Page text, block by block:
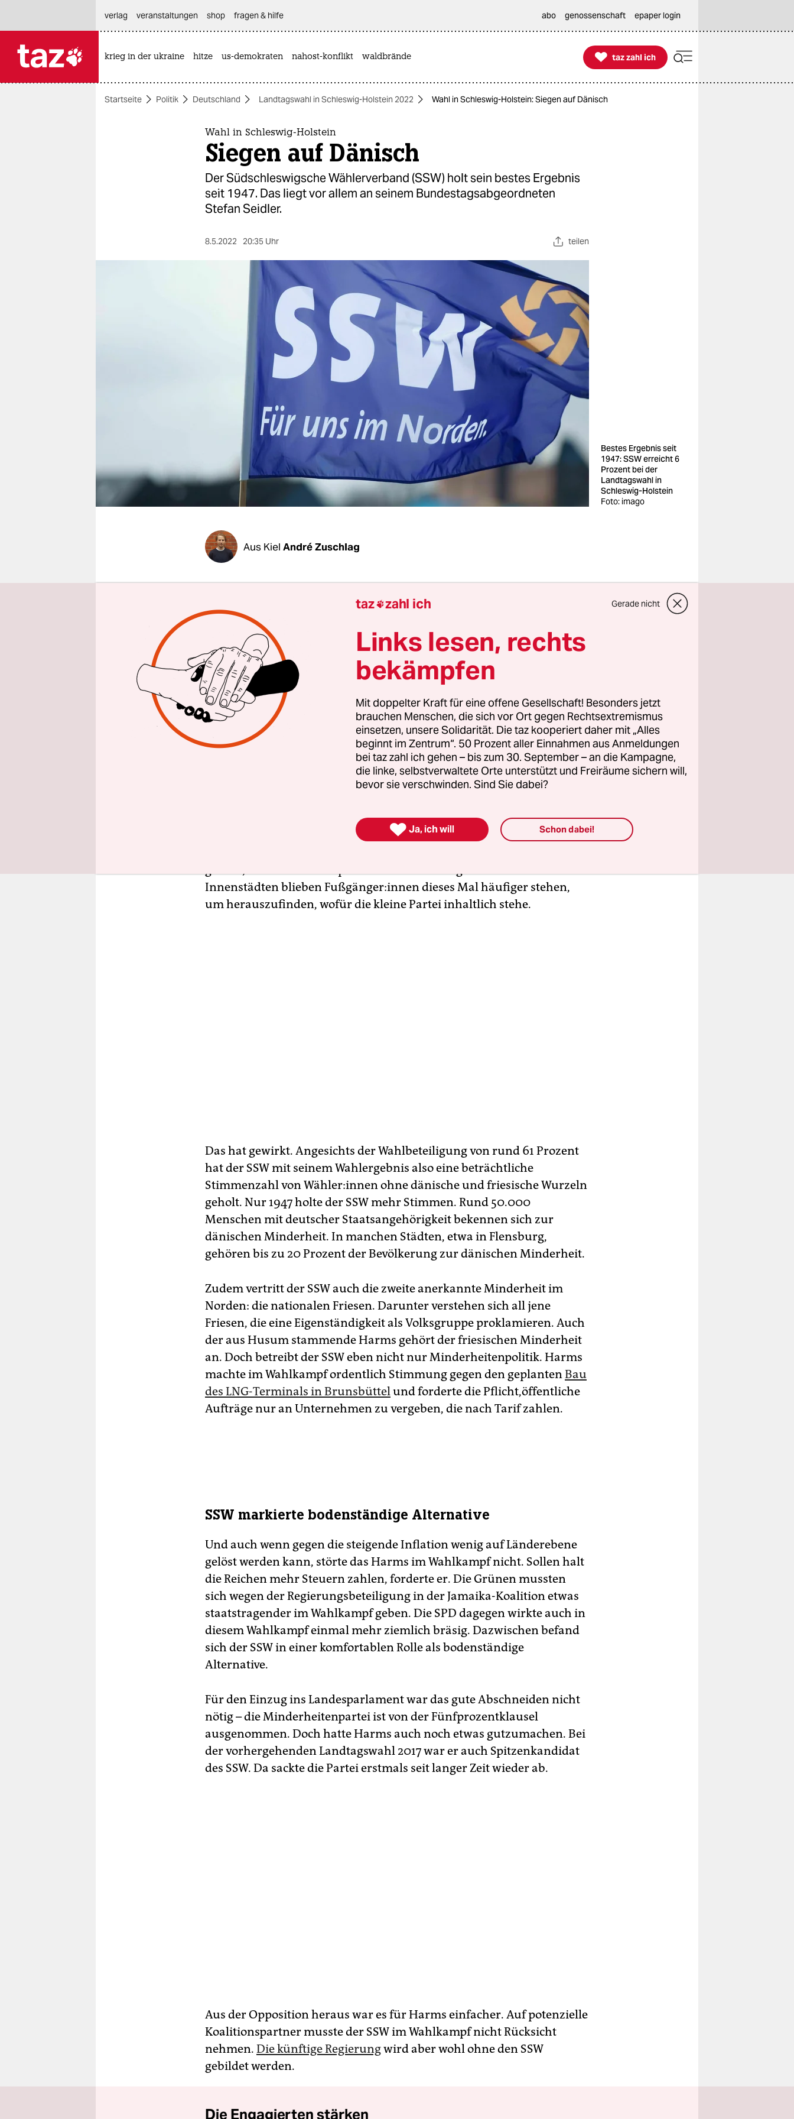
themen
genossenschaft
verlag
veranstaltungen shop fragen & hilfe abo genossenschaft epaper login
krieg in der ukraine hitze us-demokraten nahost-konflikt waldbrände 
taz zahl ich
taz zahl ich
Startseite Politik Deutschland Landtagswahl in Schleswig-Holstein 2022 Wahl in Schleswig-Holstein: Siegen auf Dänisch
Wahl in Schleswig-Holstein
Siegen auf Dänisch
Der Südschleswigsche Wählerverband (SSW) holt sein bestes Ergebnis
seit 1947. Das liegt vor allem an seinem Bundestagsabgeordneten
Stefan Seidler.
8.5.2022 20:35 Uhr teilen
Bestes Ergebnis seit
1947: SSW erreicht 6
Prozent bei der
Landtagswahl in
Schleswig-Holstein
Foto: imago
Aus Kiel André Zuschlag
Dass er das selbstgesteckte Ziel locker erreichen würde, war Lars
Harms schon vor dem Wahltag klar. Die letzten Umfragen vor der Wahl
waren eindeutig: Der
Südschleswigsche Wählerverband (SSW)
würde
wohl bei fünf, vielleicht gar sechs Prozent landen; Spitzenkandidat
Harms hatte vier Prozent als Ziel ausgegeben. Nun sind es sechs
Prozent geworden. „Wir haben im Wahlkampf das Thema der Zeit
getroffen: Das Leben muss bezahlbar bleiben“, sagte Harms nach den
ersten Hochrechnungen.
Doch der Wahlerfolg dürfte zuvorderst einen anderen Grund haben:
dem Seidler-Effekt sei Dank. MitStefan Seidlersitzt seit der Wahl im
vergangenen September nach 68 Jahren wieder ein Vertreter der
für eine Menge Aufmerksamkeit für die kleine Regionalpartei. Und
auch wenn der SSW in Schleswig-Holstein fest verankert ist: Das
Innenstädten blieben Fuß­gän­ge­r:in­nen dieses Mal häufiger stehen,
um herauszufinden, wofür die kleine Partei inhaltlich stehe.
Das hat gewirkt. Angesichts der Wahlbeteiligung von rund 61 Prozent
hat der SSW mit seinem Wahlergebnis also eine beträchtliche
Stimmenzahl von Wäh­le­r:in­nen ohne dänische und friesische Wurzeln
geholt. Nur 1947 holte der SSW mehr Stimmen. Rund 50.000
Menschen mit deutscher Staatsangehörigkeit bekennen sich zur
dänischen Minderheit. In manchen Städten, etwa in Flensburg,
gehören bis zu 20 Prozent der Bevölkerung zur dänischen Minderheit.
Zudem vertritt der SSW auch die zweite anerkannte Minderheit im
Norden: die nationalen Friesen. Darunter verstehen sich all jene
Friesen, die eine Eigenständigkeit als Volksgruppe proklamieren. Auch
der aus Husum stammende Harms gehört der friesischen Minderheit
an. Doch betreibt der SSW eben nicht nur Minderheitenpolitik. Harms
machte im Wahlkampf ordentlich Stimmung gegen den geplantenBau
des LNG-Terminals in Brunsbüttelund forderte die Pflicht,öffentliche
Aufträge nur an Unternehmen zu vergeben, die nach Tarif zahlen.
SSW markierte bodenständige Alternative
Und auch wenn gegen die steigende Inflation wenig auf Länder­ebene
gelöst werden kann, störte das Harms im Wahlkampf nicht. Sollen halt
die Reichen mehr Steuern zahlen, forderte er. Die Grünen mussten
sich wegen der Regierungsbeteiligung in der Jamaika-Koalition etwas
staatstragender im Wahlkampf geben. Die SPD dagegen wirkte auch in
diesem Wahlkampf einmal mehr ziemlich bräsig. Dazwischen befand
sich der SSW in einer komfortablen Rolle als bodenständige
Alternative.
Für den Einzug ins Landesparlament war das gute Abschneiden nicht
nötig – die Minderheitenpartei ist von der Fünfprozentklausel
ausgenommen. Doch hatte Harms auch noch etwas gutzumachen. Bei
der vorhergehenden Landtagswahl 2017 war er auch Spitzenkandidat
des SSW. Da sackte die Partei erstmals seit langer Zeit wieder ab.
Aus der Opposition heraus war es für Harms einfacher. Auf potenzielle
Koalitionspartner musste der SSW im Wahlkampf nicht Rücksicht
nehmen. Die künftige Regierungwird aber wohl ohne den SSW
gebildet werden.
Die Engagierten stärken
taz zahl ich Gerade nicht
Links lesen, rechts
bekämpfen
Mit doppelter Kraft für eine offene Gesellschaft! Besonders jetzt
brauchen Menschen, die sich vor Ort gegen Rechtsextremismus
einsetzen, unsere Solidarität. Die taz kooperiert daher mit „Alles
beginnt im Zentrum“. 50 Prozent aller Einnahmen aus Anmeldungen
bei taz zahl ich gehen – bis zum 30. September – an die Kampagne,
die linke, selbstverwaltete Orte unterstützt und Freiräume sichern will,
bevor sie verschwinden. Sind Sie dabei?
 Ja, ich will Schon dabei!